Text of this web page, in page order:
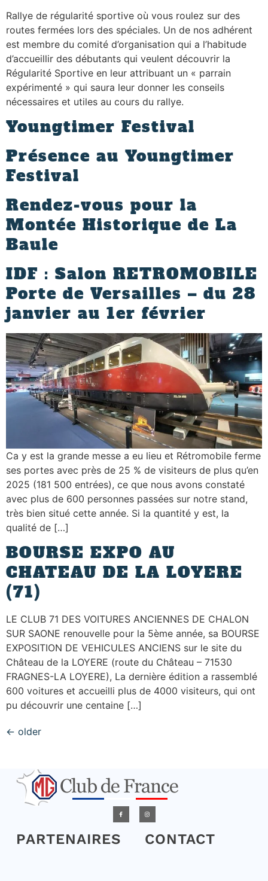
Rallye de régularité sportive où vous roulez sur des
routes fermées lors des spéciales. Un de nos adhérent
est membre du comité d’organisation qui a l’habitude
d’accueillir des débutants qui veulent découvrir la
Régularité Sportive en leur attribuant un « parrain
expérimenté » qui saura leur donner les conseils
nécessaires et utiles au cours du rallye.
Youngtimer Festival
Présence au Youngtimer
Festival
Rendez-vous pour la
Montée Historique de La
Baule
IDF : Salon RETROMOBILE
Porte de Versailles – du 28
janvier au 1er février
Ca y est la grande messe a eu lieu et Rétromobile ferme
ses portes avec près de 25 % de visiteurs de plus qu’en
2025 (181 500 entrées), ce que nous avons constaté
avec plus de 600 personnes passées sur notre stand,
très bien situé cette année. Si la quantité y est, la
qualité de […]
BOURSE EXPO AU
CHATEAU DE LA LOYERE
(71)
LE CLUB 71 DES VOITURES ANCIENNES DE CHALON
SUR SAONE renouvelle pour la 5ème année, sa BOURSE
EXPOSITION DE VEHICULES ANCIENS sur le site du
Château de la LOYERE (route du Château – 71530
FRAGNES-LA LOYERE), La dernière édition a rassemblé
600 voitures et accueilli plus de 4000 visiteurs, qui ont
pu découvrir une centaine […]
← older
PARTENAIRES CONTACT